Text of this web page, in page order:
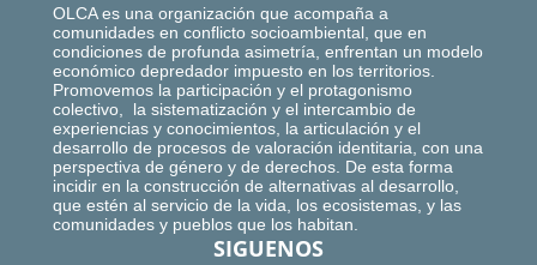
OLCA es una organización que acompaña a
comunidades en conflicto socioambiental, que en
condiciones de profunda asimetría, enfrentan un modelo
económico depredador impuesto en los territorios.
Promovemos la participación y el protagonismo
colectivo, la sistematización y el intercambio de
experiencias y conocimientos, la articulación y el
desarrollo de procesos de valoración identitaria, con una
perspectiva de género y de derechos. De esta forma
incidir en la construcción de alternativas al desarrollo,
que estén al servicio de la vida, los ecosistemas, y las
comunidades y pueblos que los habitan.
SIGUENOS